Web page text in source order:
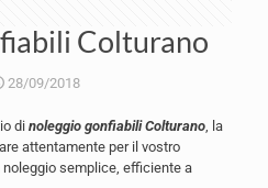
Colturano
28/09/2018
di noleggio gonfiabili Colturano, la
attentamente per il vostro
semplice, efficiente a